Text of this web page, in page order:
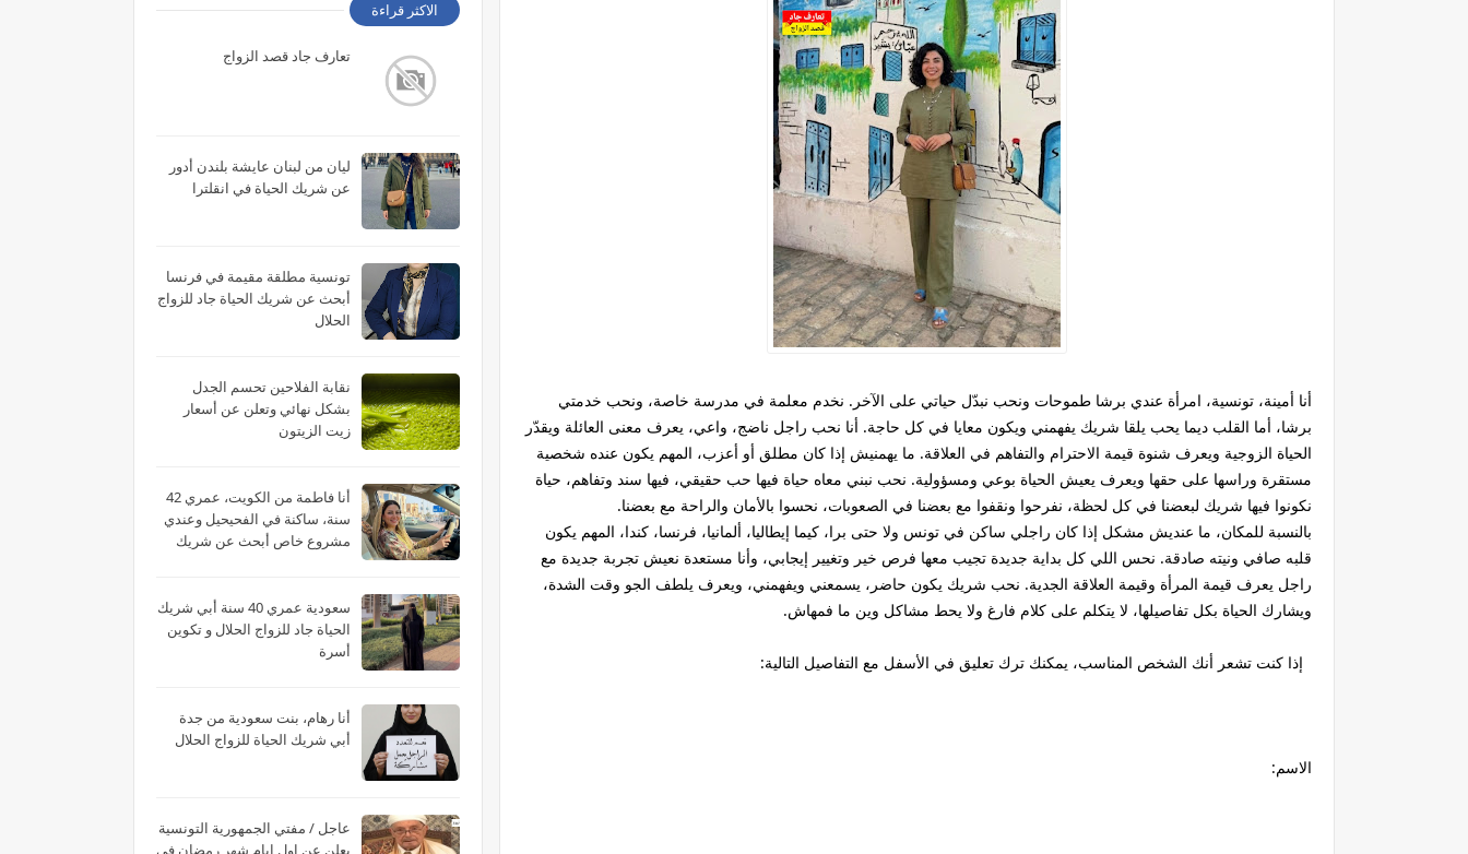
أنا أمينة، تونسية، امرأة عندي برشا طموحات ونحب نبدّل حياتي على الآخر. نخدم معلمة في مدرسة خاصة، ونحب خدمتي
برشا، أما القلب ديما يحب يلقا شريك يفهمني ويكون معايا في كل حاجة. أنا نحب راجل ناضج، واعي، يعرف معنى العائلة ويقدّر
الحياة الزوجية ويعرف شنوة قيمة الاحترام والتفاهم في العلاقة. ما يهمنيش إذا كان مطلق أو أعزب، المهم يكون عنده شخصية
مستقرة وراسها على حقها ويعرف يعيش الحياة بوعي ومسؤولية. نحب نبني معاه حياة فيها حب حقيقي، فيها سند وتفاهم، حياة
نكونوا فيها شريك لبعضنا في كل لحظة، نفرحوا ونقفوا مع بعضنا في الصعوبات، نحسوا بالأمان والراحة مع بعضنا.
بالنسبة للمكان، ما عنديش مشكل إذا كان راجلي ساكن في تونس ولا حتى برا، كيما إيطاليا، ألمانيا، فرنسا، كندا، المهم يكون
قلبه صافي ونيته صادقة. نحس اللي كل بداية جديدة تجيب معها فرص خير وتغيير إيجابي، وأنا مستعدة نعيش تجربة جديدة مع
راجل يعرف قيمة المرأة وقيمة العلاقة الجدية. نحب شريك يكون حاضر، يسمعني ويفهمني، ويعرف يلطف الجو وقت الشدة،
ويشارك الحياة بكل تفاصيلها، لا يتكلم على كلام فارغ ولا يحط مشاكل وين ما فمهاش.
إذا كنت تشعر أنك الشخص المناسب، يمكنك ترك تعليق في الأسفل مع التفاصيل التالية:
الاسم:
الاكثر قراءة
تعارف جاد قصد الزواج
ليان من لبنان عايشة بلندن أدور
عن شريك الحياة في انقلترا
تونسية مطلقة مقيمة في فرنسا
أبحث عن شريك الحياة جاد للزواج
الحلال
نقابة الفلاحين تحسم الجدل
بشكل نهائي وتعلن عن أسعار
زيت الزيتون
أنا فاطمة من الكويت، عمري 42
سنة، ساكنة في الفحيحيل وعندي
مشروع خاص أبحث عن شريك
سعودية عمري 40 سنة أبي شريك
الحياة جاد للزواج الحلال و تكوين
أسرة
أنا رهام، بنت سعودية من جدة
أبي شريك الحياة للزواج الحلال
عاجل / مفتي الجمهورية التونسية
يعلن عن اول ايام شهر رمضان في